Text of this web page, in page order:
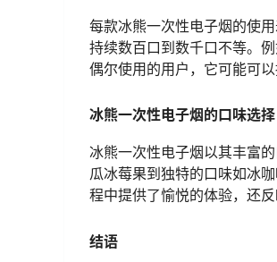
每款冰熊一次性电子烟的使
持续数百口到数千口不等。
偶尔使用的用户，它可能可以
冰熊一次性电子烟的口味选择
冰熊一次性电子烟以其丰富
瓜冰莓果到独特的口味如冰
程中提供了愉悦的体验，还
结语